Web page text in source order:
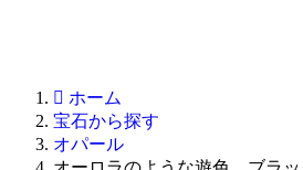
ホーム
宝石から探す
オパール